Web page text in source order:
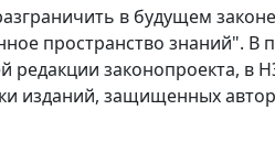
в будущем
пространство знаний".
редакции законопроекта, в
изданий, защищенных